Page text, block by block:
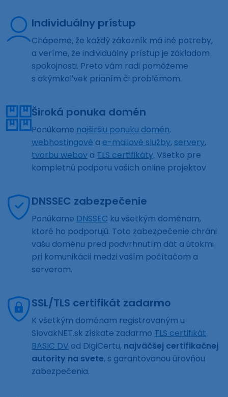
Individuálny prístup
Chápeme, že každý zákazník má iné potreby,
a veríme, že individuálny prístup je základom
spokojnosti. Preto vám radi pomôžeme
s akýmkoľvek prianím či problémom.
Široká ponuka domén
Ponúkame najširšiu ponuku domén,
webhostingové a e-mailové služby, servery,
tvorbu webov a TLS certifikáty. Všetko pre
kompletnú podporu vašich online projektov
DNSSEC zabezpečenie
Ponúkame DNSSEC ku všetkým doménam,
ktoré ho podporujú. Toto zabezpečenie chráni
vašu doménu pred podvrhnutím dát a útokmi
pri komunikácii medzi vaším počítačom a
serverom.
SSL/TLS certifikát zadarmo
K všetkým doménam registrovaným u
SlovakNET.sk získate zadarmo TLS certifikát
BASIC DV od DigiCertu, najväčšej certifikačnej
autority na svete, s garantovanou úrovňou
zabezpečenia.